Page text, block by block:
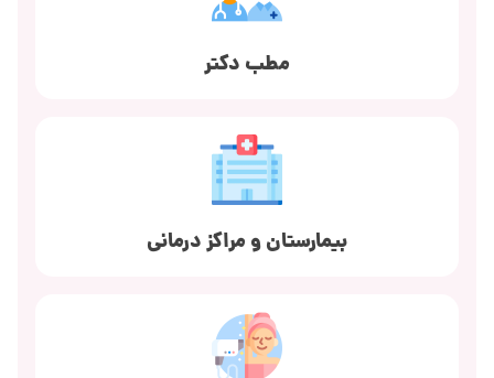
مطب دکتر
بیمارستان و مراکز درمانی